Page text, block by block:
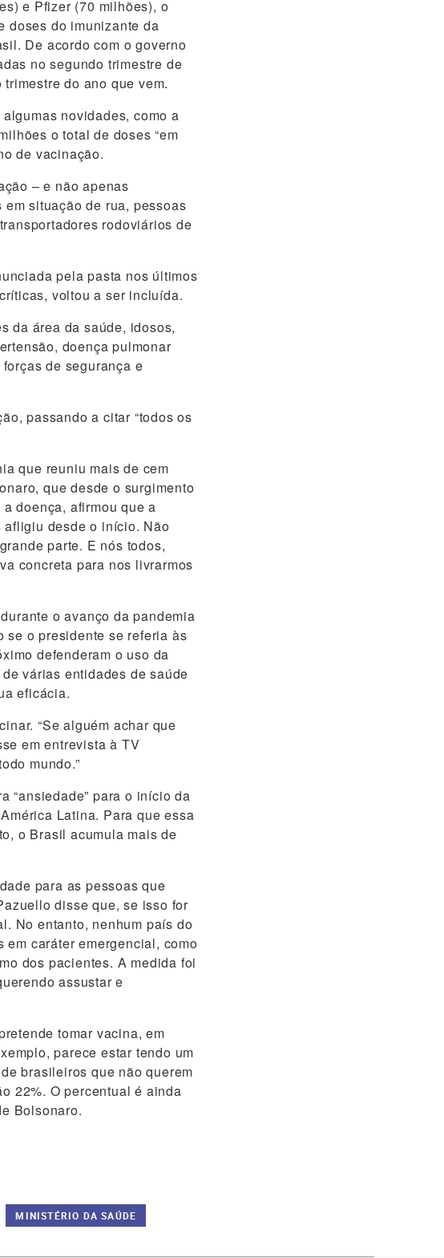
e Pfizer (70 milhões), o
doses do imunizante da
De acordo com o governo
no segundo trimestre de
do ano que vem.
novidades, como a
o total de doses “em
de vacinação.
– e não apenas
situação de rua, pessoas
rodoviários de
pela pasta nos últimos
voltou a ser incluída.
da área da saúde, idosos,
doença pulmonar
de segurança e
passando a citar “todos os
que reuniu mais de cem
que desde o surgimento
doença, afirmou que a
afligiu desde o início. Não
parte. E nós todos,
concreta para nos livrarmos
o avanço da pandemia
se o presidente se referia às
defenderam o uso da
várias entidades de saúde
eficácia.
“Se alguém achar que
em entrevista à TV
mundo.”
“ansiedade” para o início da
Latina. Para que essa
o Brasil acumula mais de
para as pessoas que
disse que, se isso for
No entanto, nenhum país do
caráter emergencial, como
dos pacientes. A medida foi
assustar e
tomar vacina, em
parece estar tendo um
brasileiros que não querem
22%. O percentual é ainda
Bolsonaro.
MINISTÉRIO DA SAÚDE